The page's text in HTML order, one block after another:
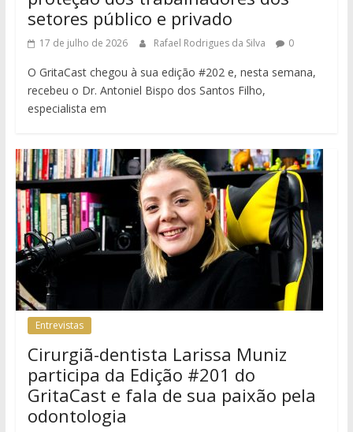
setores público e privado
17 de julho de 2026 Rafael Rodrigues da Silva 0
O GritaCast chegou à sua edição #202 e, nesta semana,
recebeu o Dr. Antoniel Bispo dos Santos Filho,
especialista em
Entrevistas
Cirurgiã-dentista Larissa Muniz
participa da Edição #201 do
GritaCast e fala de sua paixão pela
odontologia